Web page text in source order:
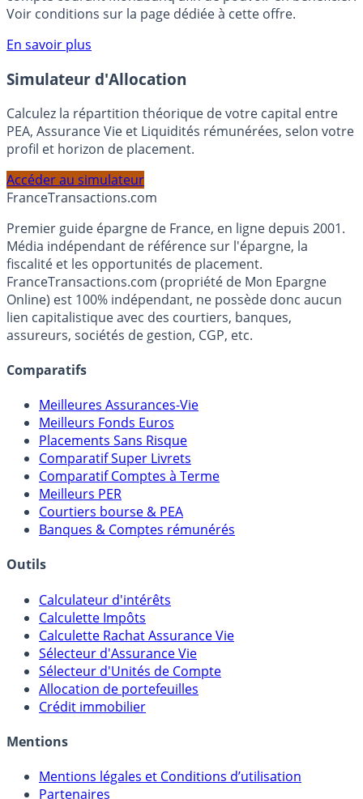
rémunéré Rentabilis. Il n’est pas nécessaire d’ouvrir un
Voir conditions sur la page dédiée à cette offre.
En savoir plus
Simulateur d'Allocation
Calculez la répartition théorique de votre capital entre
PEA, Assurance Vie et Liquidités rémunérées, selon votre
profil et horizon de placement.
FranceTransactions.com
Premier guide épargne de France, en ligne depuis 2001.
Média indépendant de référence sur l'épargne, la
fiscalité et les opportunités de placement.
FranceTransactions.com (propriété de Mon Epargne
Online) est 100% indépendant, ne possède donc aucun
lien capitalistique avec des courtiers, banques,
assureurs, sociétés de gestion, CGP, etc.
Comparatifs
Meilleures Assurances-Vie
Meilleurs Fonds Euros
Placements Sans Risque
Comparatif Super Livrets
Comparatif Comptes à Terme
Meilleurs PER
Banques & Comptes rémunérés
Outils
Calculateur d'intérêts
Calculette Impôts
Calculette Rachat Assurance Vie
Sélecteur d'Assurance Vie
Sélecteur d'Unités de Compte
Crédit immobilier
Mentions